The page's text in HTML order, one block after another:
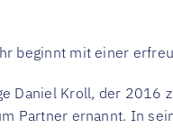
beginnt mit einer
Daniel Kroll, der 2016
Partner ernannt. In